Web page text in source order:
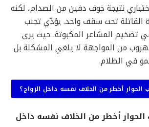
نتيجة خوف دفين من الصدام، لكنه
القاتلة تحت سقف واحد. يؤدّي تجنب
في تضخيم المشاعر المكبوتة. حيث يرى
من المواجهة لا يلغي المشكلة بل
في الظلام.
الحوار أخطر من الخلاف نفسه داخل